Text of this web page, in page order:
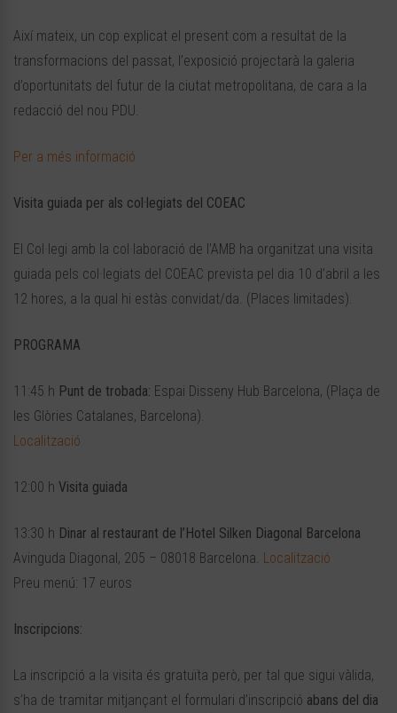
Així mateix, un cop explicat el present com a resultat de la
transformacions del passat, l’exposició projectarà la galeria
d’oportunitats del futur de la ciutat metropolitana, de cara a la
redacció del nou PDU.
Per a més informació
Visita guiada per als col·legiats del COEAC
El Col·legi amb la col·laboració de l’AMB ha organitzat una visita
guiada pels col·legiats del COEAC prevista pel dia 10 d’abril a les
12 hores, a la qual hi estàs convidat/da. (Places limitades).
PROGRAMA
11:45 h Punt de trobada: Espai Disseny Hub Barcelona, (Plaça de
les Glòries Catalanes, Barcelona).
Localització
12:00 h Visita guiada
13:30 h Dinar al restaurant de l’Hotel Silken Diagonal Barcelona
Avinguda Diagonal, 205 – 08018 Barcelona. Localització
Preu menú: 17 euros
Inscripcions:
La inscripció a la visita és gratuïta però, per tal que sigui vàlida,
s’ha de tramitar mitjançant el formulari d’inscripció abans del dia